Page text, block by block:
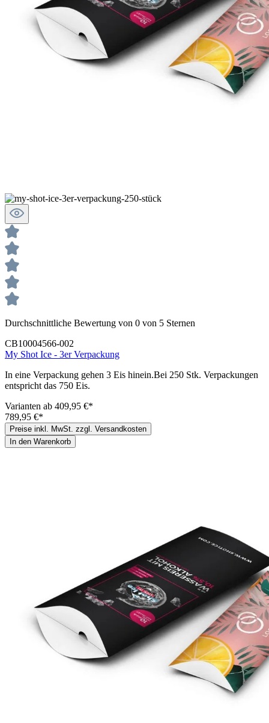
Durchschnittliche Bewertung von 0 von 5 Sternen
CB10004566-002
My Shot Ice - 3er Verpackung
In eine Verpackung gehen 3 Eis hinein.Bei 250 Stk. Verpackungen
entspricht das 750 Eis.
Varianten ab 409,95 €*
789,95 €*
Preise inkl. MwSt. zzgl. Versandkosten
In den Warenkorb